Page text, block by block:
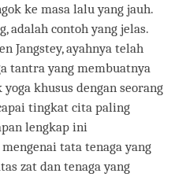
ke masa lalu yang jauh.
adalah contoh yang jelas.
Jangstey, ayahnya telah
tantra yang membuatnya
khusus dengan seorang
tingkat cita paling
lengkap ini
tata tenaga yang
zat dan tenaga yang